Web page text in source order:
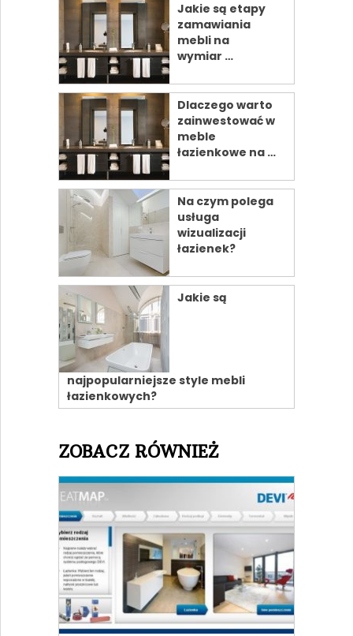
Jakie są etapy
zamawiania
mebli na
wymiar …
Dlaczego warto
zainwestować w
meble
łazienkowe na …
Na czym polega
usługa
wizualizacji
łazienek?
Jakie są
najpopularniejsze style mebli
łazienkowych?
ZOBACZ RÓWNIEŻ